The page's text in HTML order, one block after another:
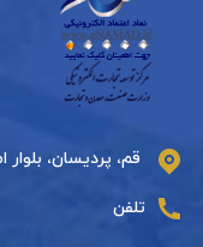
قم، پردیسان، بلوار
تلفن